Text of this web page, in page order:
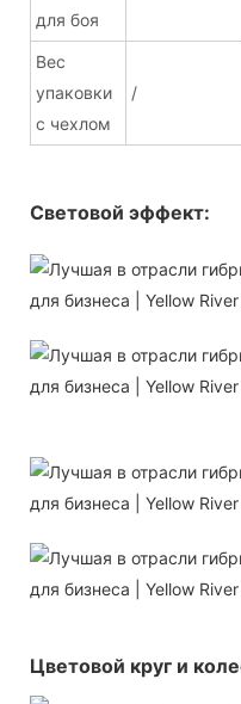
для боя
Вес
упаковки
с чехлом
/
Световой эффект:
Цветовой круг и